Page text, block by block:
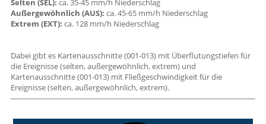
Selten (SEL): ca. 35-45 mm/h Niederschlag
Außergewöhnlich (AUS): ca. 45-65 mm/h Niederschlag
Extrem (EXT): ca. 128 mm/h Niederschlag
Dabei gibt es Kartenausschnitte (001-013) mit Überflutungstiefen für
die Ereignisse (selten, außergewöhnlich, extrem) und
Kartenausschnitte (001-013) mit Fließgeschwindigkeit für die
Ereignisse (selten, außergewöhnlich, extrem).